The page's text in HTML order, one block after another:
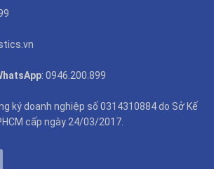
: 0946.200.899
ký doanh nghiệp số 0314310884 do Sở Kế
cấp ngày 24/03/2017.